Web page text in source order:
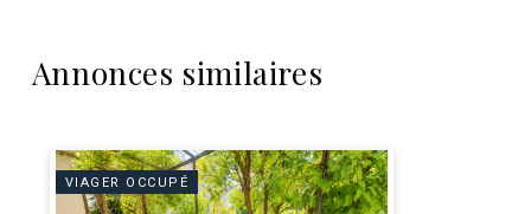
Annonces similaires
VIAGER OCCUPÉ